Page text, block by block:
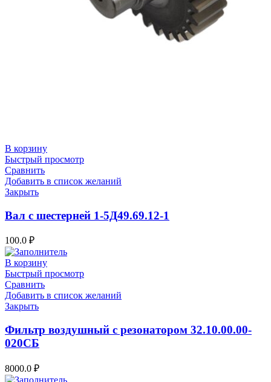
В корзину
Быстрый просмотр
Сравнить
Добавить в список желаний
Закрыть
Вал с шестерней 1-5Д49.69.12-1
100.0 ₽
В корзину
Быстрый просмотр
Сравнить
Добавить в список желаний
Закрыть
Фильтр воздушный с резонатором 32.10.00.00-
020СБ
8000.0 ₽